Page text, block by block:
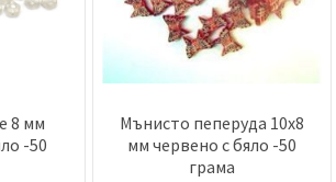
8 мм
-50
Мънисто пеперуда 10x8
мм червено с бяло -50
грама